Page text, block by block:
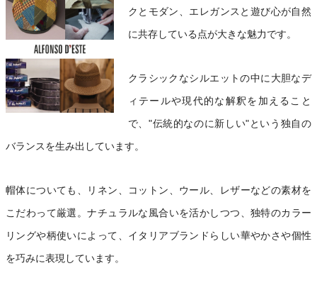
クとモダン、エレガンスと遊び心が自然
に共存している点が大きな魅力です。
クラシックなシルエットの中に大胆なデ
ィテールや現代的な解釈を加えること
で、"伝統的なのに新しい"という独自の
バランスを生み出しています。
帽体についても、リネン、コットン、ウール、レザーなどの素材を
こだわって厳選。ナチュラルな風合いを活かしつつ、独特のカラー
リングや柄使いによって、イタリアブランドらしい華やかさや個性
を巧みに表現しています。